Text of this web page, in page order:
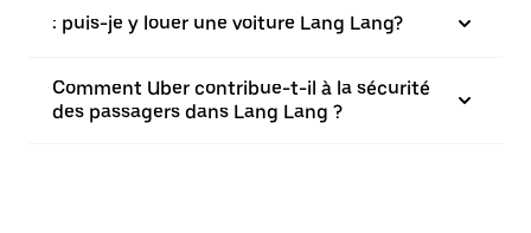
: puis-je y louer une voiture Lang Lang?
Comment Uber contribue-t-il à la sécurité
des passagers dans Lang Lang ?